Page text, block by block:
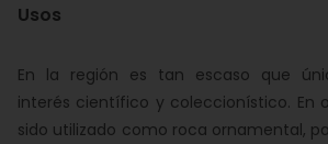
Usos
En la región es tan escaso que
interés científico y coleccionístico. En
sido utilizado como roca ornamental,